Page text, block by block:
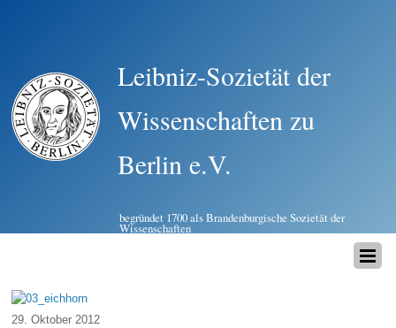
Leibniz-Sozietät der
Wissenschaften zu
Berlin e.V.
begründet 1700 als Brandenburgische Sozietät der
Wissenschaften
29. Oktober 2012